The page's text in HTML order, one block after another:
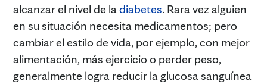
alcanzar el nivel de ladiabetes. Rara vez alguien
en su situación necesita medicamentos; pero
cambiar el estilo de vida, por ejemplo, con mejor
alimentación, más ejercicio o perder peso,
generalmente logra reducir la glucosa sanguínea